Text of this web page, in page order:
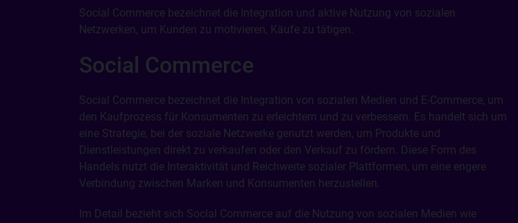
Social Commerce bezeichnet die Integration und aktive Nutzung von sozialen
Netzwerken, um Kunden zu motivieren, Käufe zu tätigen.
Social Commerce
Social Commerce bezeichnet die Integration von sozialen Medien und E-Commerce, um
den Kaufprozess für Konsumenten zu erleichtern und zu verbessern. Es handelt sich um
eine Strategie, bei der soziale Netzwerke genutzt werden, um Produkte und
Dienstleistungen direkt zu verkaufen oder den Verkauf zu fördern. Diese Form des
Handels nutzt die Interaktivität und Reichweite sozialer Plattformen, um eine engere
Verbindung zwischen Marken und Konsumenten herzustellen.
Im Detail bezieht sich Social Commerce auf die Nutzung von sozialen Medien wie